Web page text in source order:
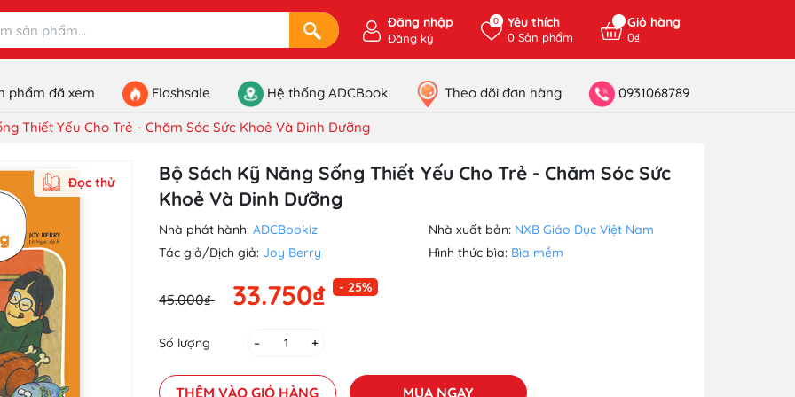
Đăng nhập
Đăng ký
0 Yêu thích
0Sản phẩm
Giỏ hàng
0₫
phẩm đã xem Flashsale Hệ thống ADCBook Theo dõi đơn hàng 0931068789
Thiết Yếu Cho Trẻ - Chăm Sóc Sức Khoẻ Và Dinh Dưỡng
Đọc thử
Bộ Sách Kỹ Năng Sống Thiết Yếu Cho Trẻ - Chăm Sóc Sức
Khoẻ Và Dinh Dưỡng
Nhà phát hành: ADCBookiz Nhà xuất bản: NXB Giáo Dục Việt Nam
Tác giả/Dịch giả: Joy Berry Hình thức bìa: Bìa mềm
45.000₫ 33.750₫ - 25%
Số lượng – +
THÊM VÀO GIỎ HÀNG MUA NGAY